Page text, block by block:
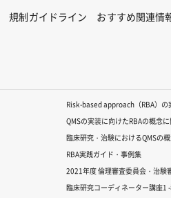
規制ガイドライン おすすめ関連情
Risk-based approach（RBA）の
QMSの実装に向けたRBAの概念
臨床研究・治験におけるQMSの
RBA実践ガイド・事例集
2021年度 倫理審査委員会・治験
臨床研究コーディネーター講座1